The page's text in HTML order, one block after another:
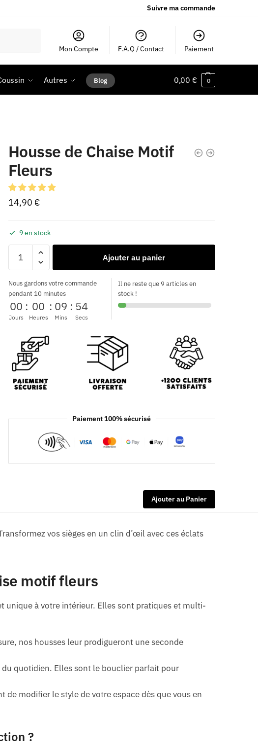
Suivre ma commande
Mon Compte F.A.Q / Contact Paiement
Autres Blog 0,00 € 0
Housse de Chaise Motif
Fleurs
14,90 €
9 en stock
Ajouter au panier
Nous gardons votre commande
pendant 10 minutes
00
Jours
: 00
Heures
: 09
Mins
: 53
Secs
Il ne reste que 9 articles en
stock !
Paiement 100% sécurisé
Ajouter au Panier
vos sièges en un clin d’œil avec ces éclats
motif fleurs
unique à votre intérieur. Elles sont pratiques et multi-
nos housses leur prodigueront une seconde
quotidien. Elles sont le bouclier parfait pour
de modifier le style de votre espace dès que vous en
?